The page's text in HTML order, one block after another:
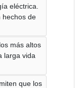
eléctrica.
hechos de
más altos
larga vida
que los